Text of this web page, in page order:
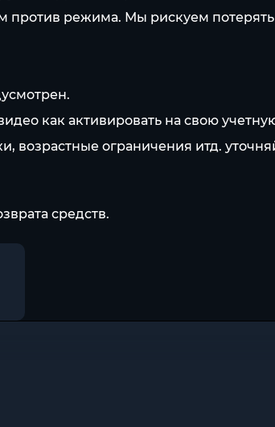
против режима. Мы рискуем
как активировать на свою
ограничения итд.
средств.